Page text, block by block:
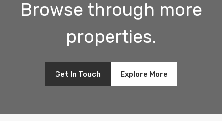
Browse through more
properties.
Get In Touch Explore More